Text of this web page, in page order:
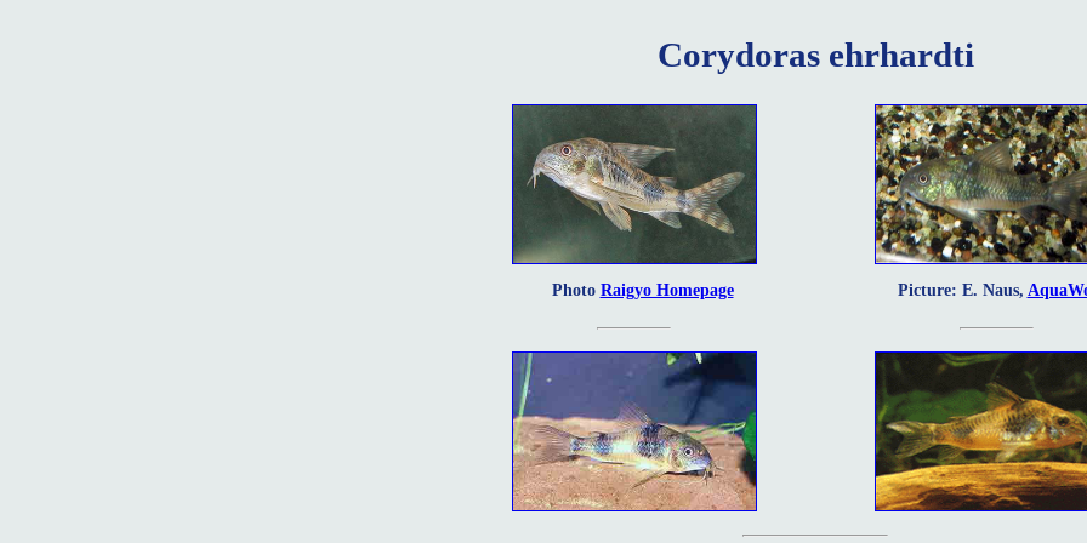
Corydoras ehrhardti
Photo Raigyo Homepage Picture: E. Naus,